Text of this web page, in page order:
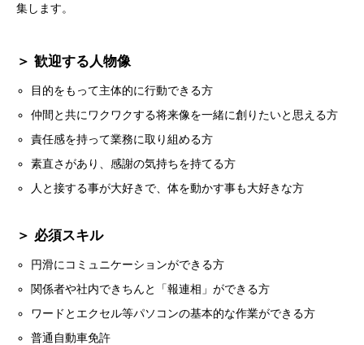
集します。
＞ 歓迎する人物像
目的をもって主体的に行動できる方
仲間と共にワクワクする将来像を一緒に創りたいと思える方
責任感を持って業務に取り組める方
素直さがあり、感謝の気持ちを持てる方
人と接する事が大好きで、体を動かす事も大好きな方
＞ 必須スキル
円滑にコミュニケーションができる方
関係者や社内できちんと「報連相」ができる方
ワードとエクセル等パソコンの基本的な作業ができる方
普通自動車免許